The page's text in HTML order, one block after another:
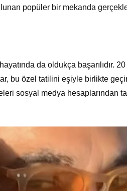
popüler bir mekanda
da oldukça başarılıdır. 20
bu özel tatilini eşiyle birlikte
sosyal medya hesaplarından